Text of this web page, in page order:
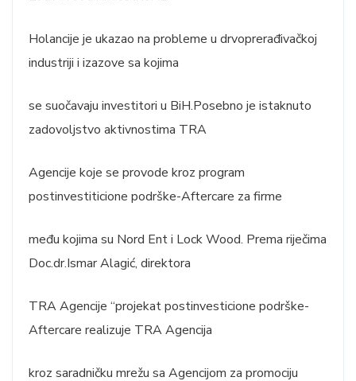
Holancije je ukazao na probleme u drvoprerađivačkoj
industriji i izazove sa kojima
se suočavaju investitori u BiH.Posebno je istaknuto
zadovoljstvo aktivnostima TRA
Agencije koje se provode kroz program
postinvestiticione podrške-Aftercare za firme
među kojima su Nord Ent i Lock Wood. Prema riječima
Doc.dr.Ismar Alagić, direktora
TRA Agencije “projekat postinvesticione podrške-
Aftercare realizuje TRA Agencija
kroz saradničku mrežu sa Agencijom za promociju